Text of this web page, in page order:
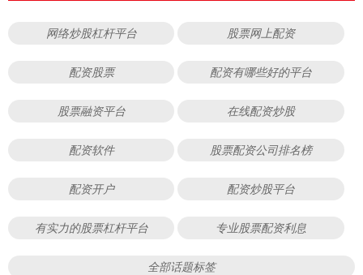
网络炒股杠杆平台 股票网上配资
配资股票 配资有哪些好的平台
股票融资平台 在线配资炒股
配资软件 股票配资公司排名榜
配资开户 配资炒股平台
有实力的股票杠杆平台 专业股票配资利息
全部话题标签